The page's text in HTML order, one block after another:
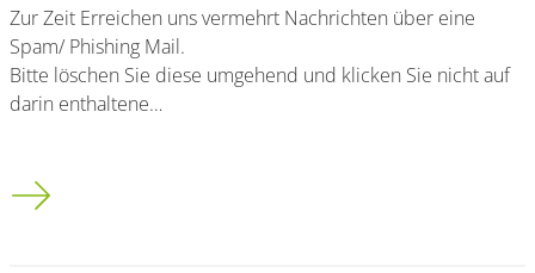
Zur Zeit Erreichen uns vermehrt Nachrichten über eine
Spam/ Phishing Mail.
Bitte löschen Sie diese umgehend und klicken Sie nicht auf
darin enthaltene…
Spam/ Phishing Mail